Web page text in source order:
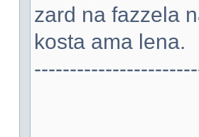
zard na fazzela
kosta ama lena.